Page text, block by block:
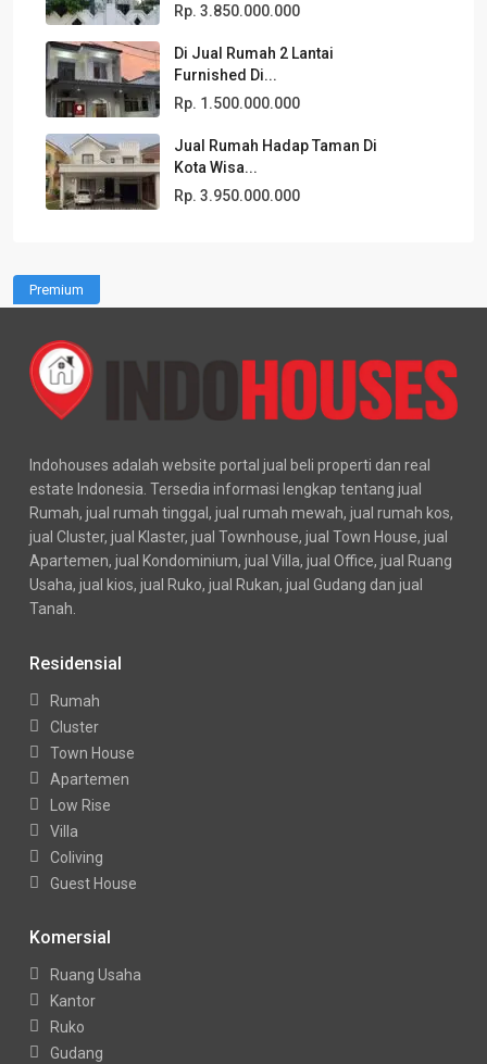
Rp. 3.850.000.000
Di Jual Rumah 2 Lantai
Furnished Di...
Rp. 1.500.000.000
Jual Rumah Hadap Taman Di
Kota Wisa...
Rp. 3.950.000.000
Premium
Indohouses adalah website portal jual beli properti dan real
estate Indonesia. Tersedia informasi lengkap tentang jual
Rumah, jual rumah tinggal, jual rumah mewah, jual rumah kos,
jual Cluster, jual Klaster, jual Townhouse, jual Town House, jual
Apartemen, jual Kondominium, jual Villa, jual Office, jual Ruang
Usaha, jual kios, jual Ruko, jual Rukan, jual Gudang dan jual
Tanah.
Residensial
Rumah
Cluster
Town House
Apartemen
Low Rise
Villa
Coliving
Guest House
Komersial
Ruang Usaha
Kantor
Ruko
Gudang